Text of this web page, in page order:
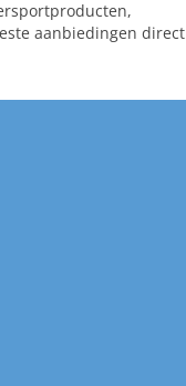
aanbiedingen direct